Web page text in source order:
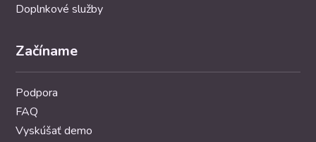
Doplnkové služby
Začíname
Podpora
FAQ
Vyskúšať demo